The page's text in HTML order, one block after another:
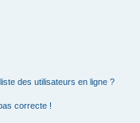
des utilisateurs en ligne ?
correcte !